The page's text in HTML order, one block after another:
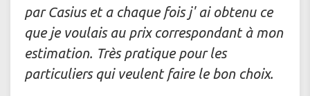
par Casius et a chaque fois j' ai obtenu ce
que je voulais au prix correspondant à mon
estimation. Très pratique pour les
particuliers qui veulent faire le bon choix.